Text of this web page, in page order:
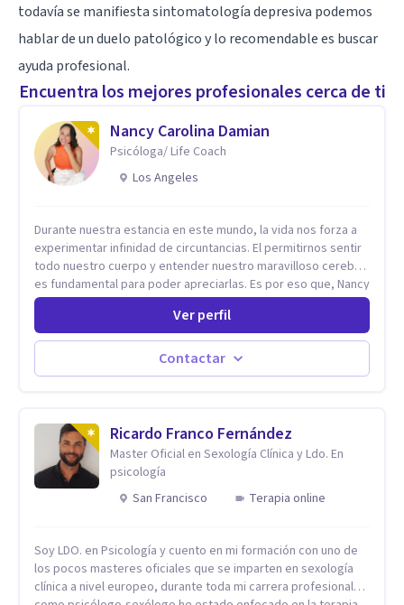
todavía se manifiesta sintomatología depresiva podemos
hablar de un duelo patológico y lo recomendable es buscar
ayuda profesional.
Encuentra los mejores profesionales cerca de ti
Nancy Carolina Damian
Psicóloga/ Life Coach
Los Angeles
Durante nuestra estancia en este mundo, la vida nos forza a
experimentar infinidad de circuntancias. El permitirnos sentir
todo nuestro cuerpo y entender nuestro maravilloso cerebro,
es fundamental para poder apreciarlas. Es por eso que, Nancy
Damian esta dispuesta a brindarte una mano amiga atravez de
herramientas fundamentales para crecer y fortalecer tu
mente, alma y SER. El cómo percibimos y manejamos
nuestros diarios sucesos es el detonator que nos lleva al
resultado de efectos impactantes que se nos quedaran
es derecho de toda la GENTE.
Ver perfil
Contactar
Ricardo Franco Fernández
Master Oficial en Sexología Clínica y Ldo. En
psicología
San Francisco
Terapia online
Soy LDO. en Psicología y cuento en mi formación con uno de
los pocos masteres oficiales que se imparten en sexología
clínica a nivel europeo, durante toda mi carrera profesional